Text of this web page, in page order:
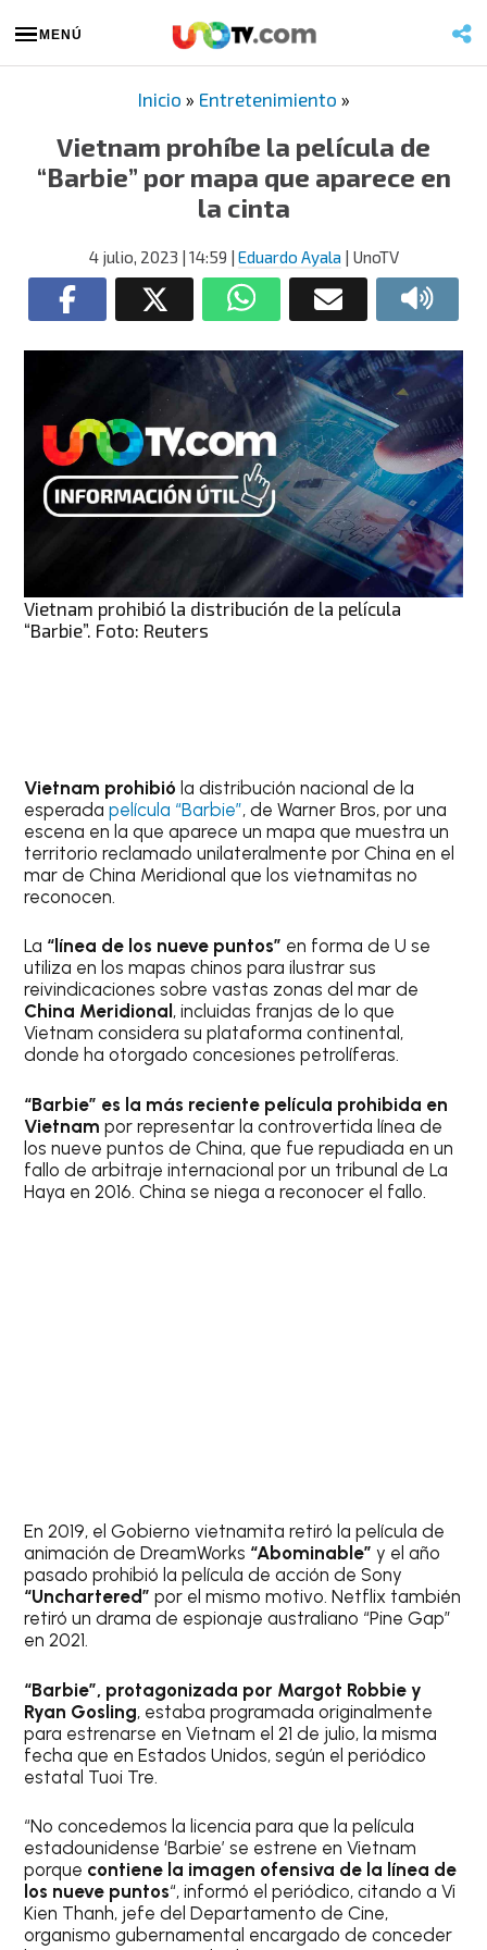
MENÚ
Inicio » Entretenimiento »
Vietnam prohíbe la película de
“Barbie” por mapa que aparece en
la cinta
4 julio, 2023 | 14:59 | Eduardo Ayala | UnoTV
Vietnam prohibió la distribución de la película
“Barbie”. Foto: Reuters
Vietnam prohibió la distribución nacional de la
esperadapelícula “Barbie”, de Warner Bros, por una
escena en la que aparece un mapa que muestra un
territorio reclamado unilateralmente por China en el
mar de China Meridional que los vietnamitas no
reconocen.
La “línea de los nueve puntos” en forma de U se
utiliza en los mapas chinos para ilustrar sus
reivindicaciones sobre vastas zonas del mar de
China Meridional , incluidas franjas de lo que
Vietnam considera su plataforma continental,
donde ha otorgado concesiones petrolíferas.
“Barbie” es la más reciente película prohibida en
Vietnampor representar la controvertida línea de
los nueve puntos de China, que fue repudiada en un
fallo de arbitraje internacional por un tribunal de La
Haya en 2016. China se niega a reconocer el fallo.
En 2019, el Gobierno vietnamita retiró la película de
animación de DreamWorks “Abominable” y el año
pasado prohibió la película de acción de Sony
“Unchartered” por el mismo motivo. Netflix también
retiró un drama de espionaje australiano “Pine Gap”
en 2021.
“Barbie”, protagonizada por Margot Robbie y
Ryan Gosling, estaba programada originalmente
para estrenarse en Vietnam el 21 de julio, la misma
fecha que en Estados Unidos, según el periódico
estatal Tuoi Tre.
“No concedemos la licencia para que la película
estadounidense ‘Barbie’ se estrene en Vietnam
porque contiene la imagen ofensiva de la línea de
los nueve puntos“, informó el periódico, citando a Vi
Kien Thanh, jefe del Departamento de Cine,
organismo gubernamental encargado de conceder